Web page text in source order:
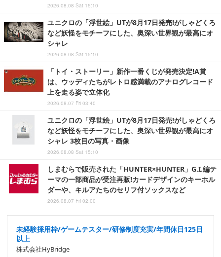
2026.08.08 Sat 15:10
ユニクロの「浮世絵」UTが8月17日発売!がしゃどくろ
など妖怪をモチーフにした、奥深い世界観が最高にオ
シャレ
2026.08.08 Sat 15:10
「トイ・ストーリー」新作一番くじが発売決定!A賞
は、ウッディたちがレトロ感満載のアナログレコード
上を走る姿で立体化
2026.08.07 Fri 03:40
ユニクロの「浮世絵」UTが8月17日発売!がしゃどくろ
など妖怪をモチーフにした、奥深い世界観が最高にオ
シャレ 3枚目の写真・画像
2026.08.08 Sat 15:10
しまむらで販売された「HUNTER×HUNTER」G.I.編テ
ーマの一部商品が受注再販!カードデザインのキーホル
ダーや、キルアたちのセリフ付ソックスなど
2026.08.07 Fri 02:00
未経験採用枠/ゲームテスター/研修制度充実/年間休日125日
以上
株式会社HyBridge